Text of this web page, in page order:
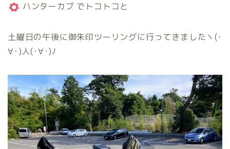
ハンターカブ でトコトコと
土曜日の午後に御朱印ツーリングに行ってきましたヽ(･
∀･)人(･∀･)ﾉ